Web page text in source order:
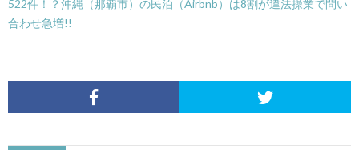
522件！？沖縄（那覇市）の民泊（Airbnb）は8割が違法操業で問い
合わせ急増!!